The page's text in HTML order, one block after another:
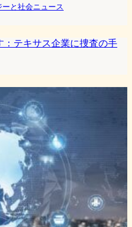
ーと社会ニュース
テキサス企業に捜査の手